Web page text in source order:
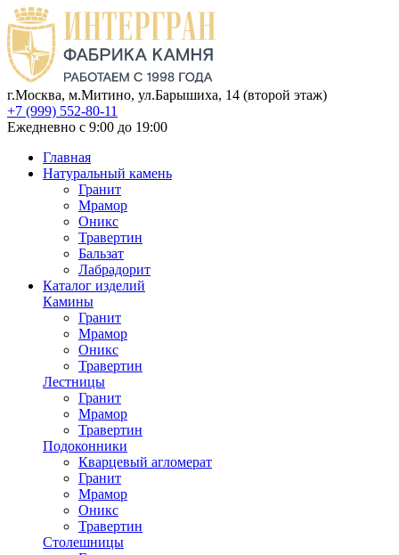
г.Москва, м.Митино, ул.Барышиха, 14 (второй этаж)
+7 (999) 552-80-11
Ежедневно с 9:00 до 19:00
Главная
Натуральный камень
Гранит
Мрамор
Оникс
Травертин
Бальзат
Лабрадорит
Каталог изделий
Камины
Гранит
Мрамор
Оникс
Травертин
Лестницы
Гранит
Мрамор
Травертин
Подоконники
Кварцевый агломерат
Гранит
Мрамор
Оникс
Травертин
Столешницы